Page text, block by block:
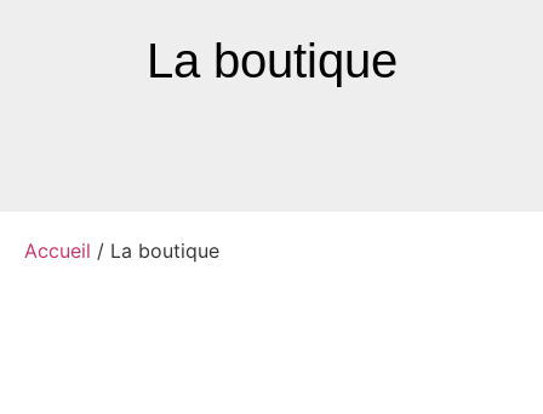
La boutique
Accueil / La boutique